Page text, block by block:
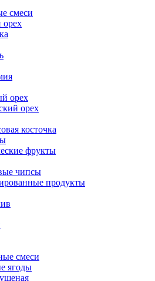
смеси
орех
орех
орех
косточка
фрукты
чипсы
продукты
смеси
ягоды